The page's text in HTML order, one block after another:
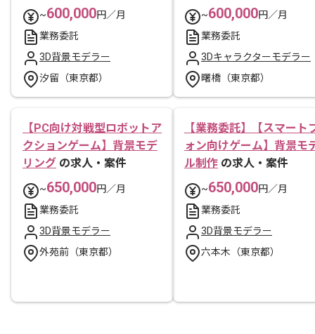
~600,000円／月
業務委託
3D背景モデラー
汐留（東京都）
~600,000円／月
業務委託
3Dキャラクターモデラー
曙橋（東京都）
【PC向け対戦型ロボットア
クションゲーム】背景モデ
リング の求人・案件
~650,000円／月
業務委託
3D背景モデラー
外苑前（東京都）
【業務委託】【スマート
ォン向けゲーム】背景モ
ル制作 の求人・案件
~650,000円／月
業務委託
3D背景モデラー
六本木（東京都）